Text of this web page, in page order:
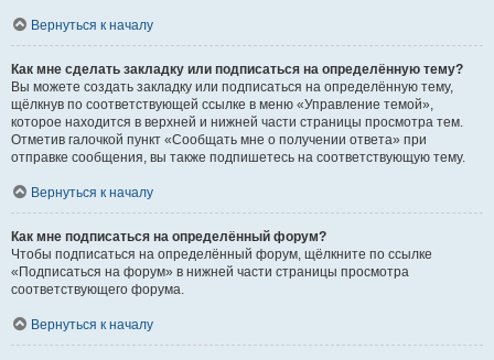
Вернуться к началу
Как мне сделать закладку или подписаться на определённую тему?
Вы можете создать закладку или подписаться на определённую тему,
щёлкнув по соответствующей ссылке в меню «Управление темой»,
которое находится в верхней и нижней части страницы просмотра тем.
Отметив галочкой пункт «Сообщать мне о получении ответа» при
отправке сообщения, вы также подпишетесь на соответствующую тему.
Вернуться к началу
Как мне подписаться на определённый форум?
Чтобы подписаться на определённый форум, щёлкните по ссылке
«Подписаться на форум» в нижней части страницы просмотра
соответствующего форума.
Вернуться к началу